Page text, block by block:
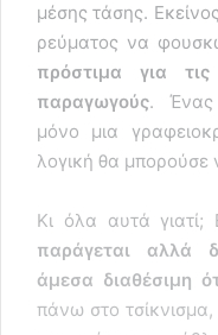
μέσης τάσης.
ρεύματος να
πρόστιμα για
παραγωγούς. Ένας
μόνο μια
λογική θα μπορούσε
Κι όλα αυτά γιατί;
παράγεται αλλά
άμεσα διαθέσιμη
πάνω στο